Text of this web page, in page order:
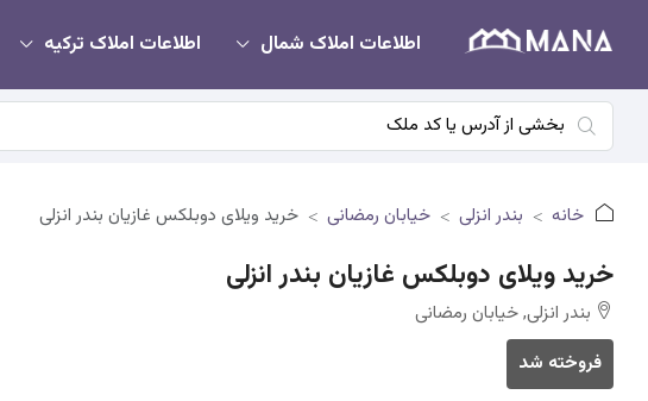
اطلاعات املاک شمال اطلاعات املاک ترکیه
خانه بندر انزلی خیابان رمضانی خرید ویلای دوبلکس غازیان بندر انزلی
خرید ویلای دوبلکس غازیان بندر انزلی
بندر انزلی, خیابان رمضانی
فروخته شد